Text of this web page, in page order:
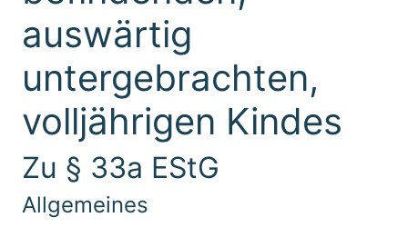
auswärtig
untergebrachten,
volljährigen Kindes
Zu § 33a EStG
Allgemeines